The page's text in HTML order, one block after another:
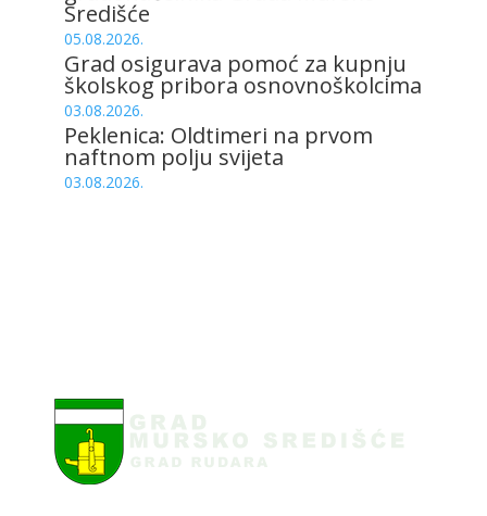
Središće
05.08.2026.
Grad osigurava pomoć za kupnju
školskog pribora osnovnoškolcima
03.08.2026.
Peklenica: Oldtimeri na prvom
naftnom polju svijeta
03.08.2026.